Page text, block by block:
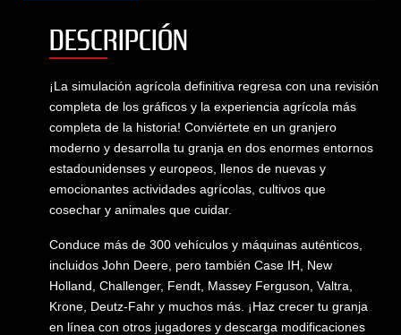
DESCRIPCIÓN
¡La simulación agrícola definitiva regresa con una revisión
completa de los gráficos y la experiencia agrícola más
completa de la historia! Conviértete en un granjero
moderno y desarrolla tu granja en dos enormes entornos
estadounidenses y europeos, llenos de nuevas y
emocionantes actividades agrícolas, cultivos que
cosechar y animales que cuidar.
Conduce más de 300 vehículos y máquinas auténticos,
incluidos John Deere, pero también Case IH, New
Holland, Challenger, Fendt, Massey Ferguson, Valtra,
Krone, Deutz-Fahr y muchos más. ¡Haz crecer tu granja
en línea con otros jugadores y descarga modificaciones